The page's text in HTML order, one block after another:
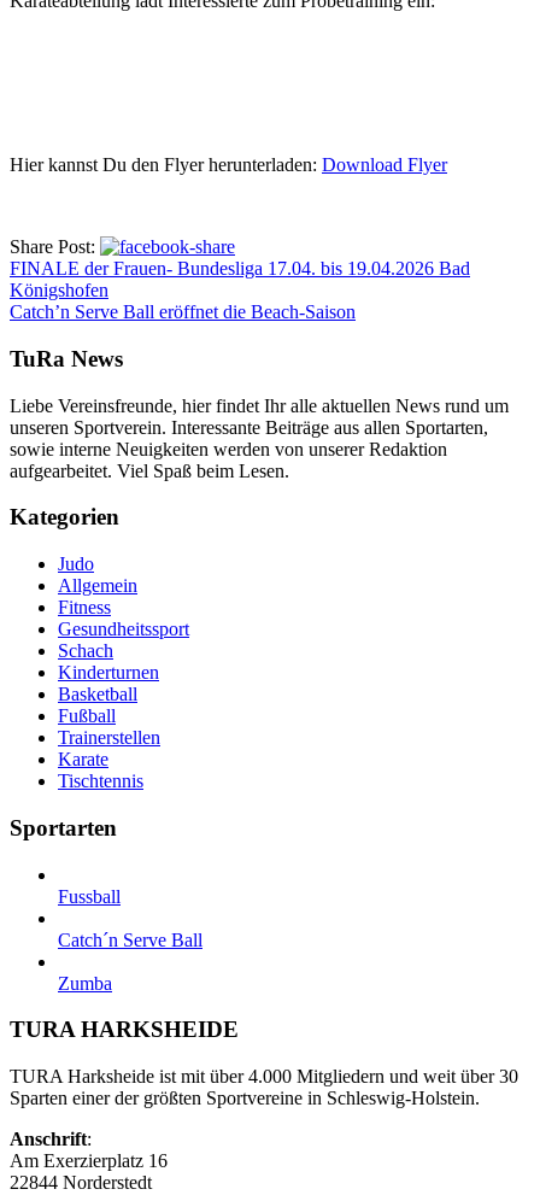
Hier kannst Du den Flyer herunterladen: Download Flyer
Share Post:
FINALE der Frauen- Bundesliga 17.04. bis 19.04.2026 Bad
Königshofen
Catch’n Serve Ball eröffnet die Beach-Saison
TuRa News
Liebe Vereinsfreunde, hier findet Ihr alle aktuellen News rund um
unseren Sportverein. Interessante Beiträge aus allen Sportarten,
sowie interne Neuigkeiten werden von unserer Redaktion
aufgearbeitet. Viel Spaß beim Lesen.
Kategorien
Judo
Allgemein
Fitness
Gesundheitssport
Schach
Kinderturnen
Basketball
Fußball
Trainerstellen
Karate
Tischtennis
Sportarten
Fussball
Catch´n Serve Ball
Zumba
TURA HARKSHEIDE
TURA Harksheide ist mit über 4.000 Mitgliedern und weit über 30
Sparten einer der größten Sportvereine in Schleswig-Holstein.
Anschrift:
Am Exerzierplatz 16
22844 Norderstedt